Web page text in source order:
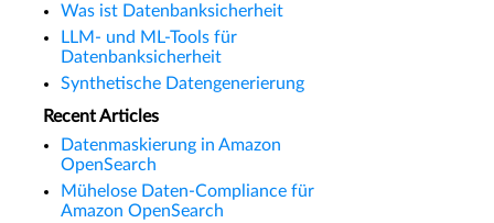
Was ist Datenbanksicherheit
LLM- und ML-Tools für
Datenbanksicherheit
Synthetische Datengenerierung
Recent Articles
Datenmaskierung in Amazon
OpenSearch
Mühelose Daten-Compliance für
Amazon OpenSearch